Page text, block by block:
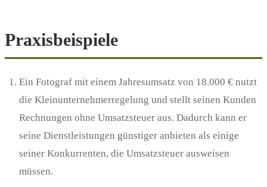
Praxisbeispiele
Ein Fotograf mit einem Jahresumsatz von 18.000 € nutzt
die Kleinunternehmerregelung und stellt seinen Kunden
Rechnungen ohne Umsatzsteuer aus. Dadurch kann er
seine Dienstleistungen günstiger anbieten als einige
seiner Konkurrenten, die Umsatzsteuer ausweisen
müssen.